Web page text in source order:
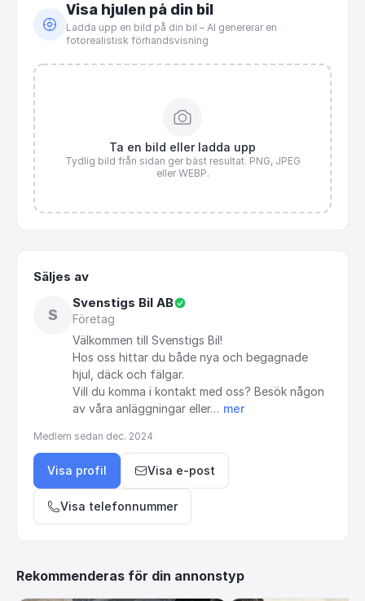
Visa hjulen på din bil
Ladda upp en bild på din bil – AI genererar en
fotorealistisk förhandsvisning
Ta en bild eller ladda upp
Tydlig bild från sidan ger bäst resultat. PNG, JPEG
eller WEBP.
Säljes av
S
Svenstigs Bil AB
Företag
Välkommen till Svenstigs Bil!
Hos oss hittar du både nya och begagnade
hjul, däck och fälgar.
Vill du komma i kontakt med oss? Besök någon
av våra anläggningar eller… mer
Medlem sedan dec. 2024
Visa profil Visa e-post
Visa telefonnummer
Rekommenderas för din annonstyp